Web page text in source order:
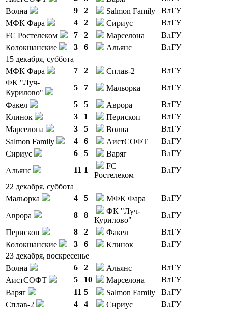
Волна
9 2 Salmon Family
ВлГУ
МФК Фара
4 2 Сириус
ВлГУ
FC Ростелеком
7 2 Марселона
ВлГУ
Колокшанские
3 6 Альянс
ВлГУ
15 декабря, суббота
МФК Фара
7 2 Сплав-2
ВлГУ
ФК "Луч-
Курилово"
5 7 Мальорка
ВлГУ
Факел
5 5 Аврора
ВлГУ
Клинок
3 1 Перископ
ВлГУ
Марселона
3 5 Волна
ВлГУ
Salmon Family
4 6 АистСОФТ
ВлГУ
Сириус
6 5 Варяг
ВлГУ
Альянс
11 1
FC
Ростелеком
ВлГУ
22 декабря, суббота
Мальорка
4 5 МФК Фара
ВлГУ
Аврора
8 8
ФК "Луч-
Курилово"
ВлГУ
Перископ
8 2 Факел
ВлГУ
Колокшанские
3 6 Клинок
ВлГУ
23 декабря, воскресенье
Волна
6 2 Альянс
ВлГУ
АистСОФТ
5 10 Марселона
ВлГУ
Варяг
11 5 Salmon Family
ВлГУ
Сплав-2
4 4 Сириус
ВлГУ